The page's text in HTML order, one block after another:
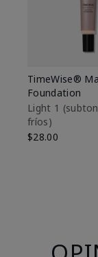
TimeWise®
Foundation
Light 1​
fríos)
$28.00